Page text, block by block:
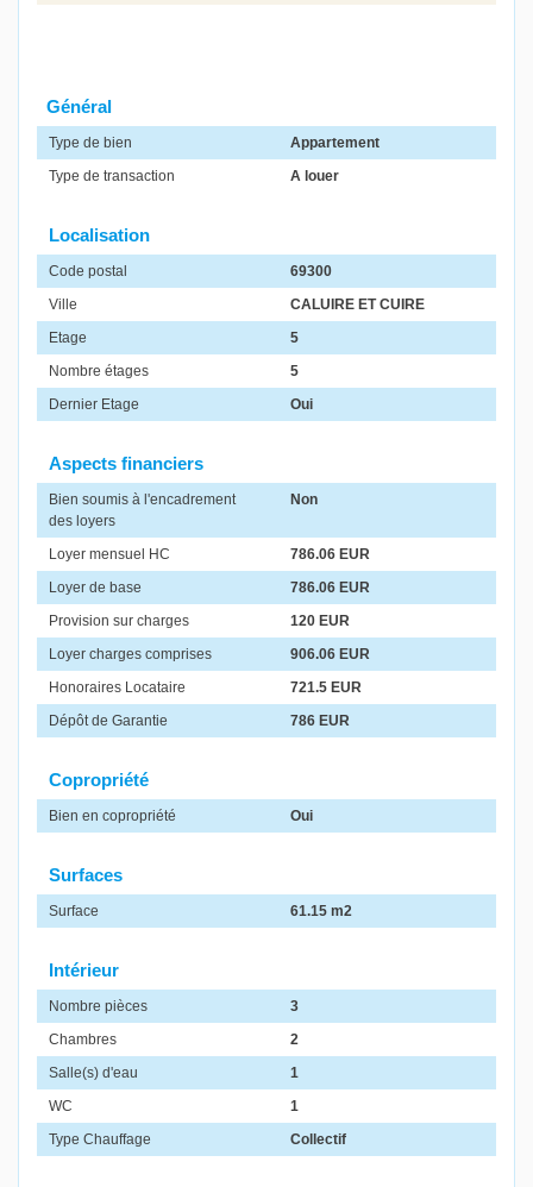
Général
Type de bien
Appartement
Type de transaction
A louer
Localisation
Code postal
69300
Ville
CALUIRE ET CUIRE
Etage
5
Nombre étages
5
Dernier Etage
Oui
Aspects financiers
Bien soumis à l'encadrement
des loyers
Non
Loyer mensuel HC
786.06 EUR
Loyer de base
786.06 EUR
Provision sur charges
120 EUR
Loyer charges comprises
906.06 EUR
Honoraires Locataire
721.5 EUR
Dépôt de Garantie
786 EUR
Copropriété
Bien en copropriété Oui
Surfaces
Surface 61.15 m2
Intérieur
Nombre pièces
3
Chambres
2
Salle(s) d'eau
1
WC
1
Type Chauffage
Collectif